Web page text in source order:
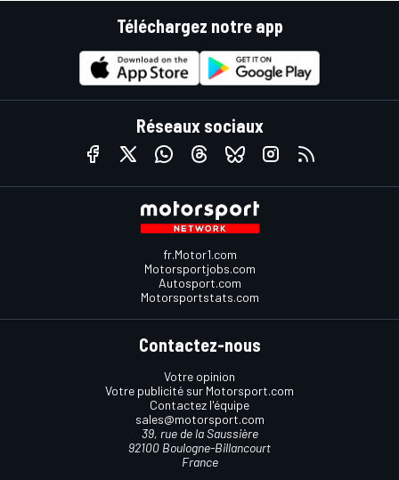
Téléchargez notre app
Réseaux sociaux
fr.Motor1.com
Motorsportjobs.com
Autosport.com
Motorsportstats.com
Contactez-nous
Votre opinion
Votre publicité sur Motorsport.com
Contactez l'équipe
sales@motorsport.com
39, rue de la Saussière
92100 Boulogne-Billancourt
France